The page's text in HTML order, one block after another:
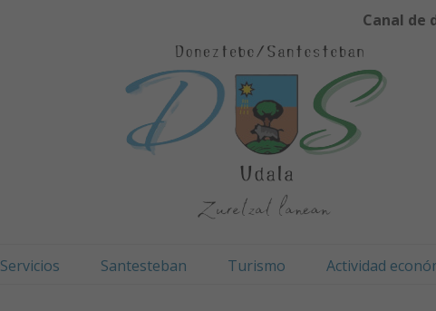
Canal de
Servicios Santesteban Turismo Actividad